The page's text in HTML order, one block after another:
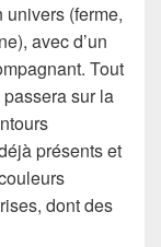
(ferme,
avec d’un
Tout
sur la
présents et
dont des